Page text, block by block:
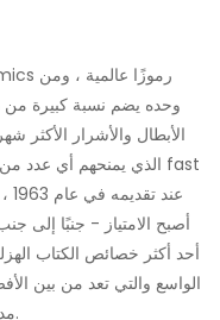
الأبطال والأشرار الأكثر
الذي يمنحهم أي عدد
أصبح الامتياز - جنبًا إلى
أحد أكثر خصائص الكتاب
مدرجة من خلال تقديمها في القصص المصورة.